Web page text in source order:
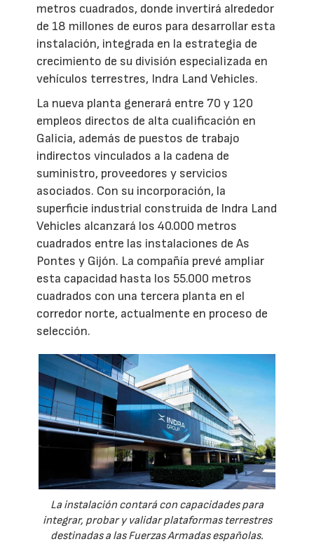
metros cuadrados, donde invertirá alrededor
de 18 millones de euros para desarrollar esta
instalación, integrada en la estrategia de
crecimiento de su división especializada en
vehículos terrestres, Indra Land Vehicles.
La nueva planta generará entre 70 y 120
empleos directos de alta cualificación en
Galicia, además de puestos de trabajo
indirectos vinculados a la cadena de
suministro, proveedores y servicios
asociados. Con su incorporación, la
superficie industrial construida de Indra Land
Vehicles alcanzará los 40.000 metros
cuadrados entre las instalaciones de As
Pontes y Gijón. La compañía prevé ampliar
esta capacidad hasta los 55.000 metros
cuadrados con una tercera planta en el
corredor norte, actualmente en proceso de
selección.
La instalación contará con capacidades para
integrar, probar y validar plataformas terrestres
destinadas a las Fuerzas Armadas españolas.